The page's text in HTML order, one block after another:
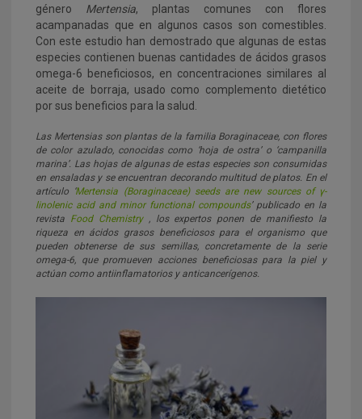
género Mertensia, plantas comunes con flores
acampanadas que en algunos casos son comestibles.
Con este estudio han demostrado que algunas de estas
especies contienen buenas cantidades de ácidos grasos
omega-6 beneficiosos, en concentraciones similares al
aceite de borraja, usado como complemento dietético
por sus beneficios para la salud.
Las Mertensiasson plantas de la familia Boraginaceae, con flores
de color azulado, conocidas como ‘hoja de ostra’ o ‘campanilla
marina’. Las hojas de algunas de estas especies son consumidas
en ensaladas y se encuentran decorando multitud de platos. En el
artículo ‘Mertensia (Boraginaceae) seeds are new sources of γ-
linolenic acid and minor functional compounds’ publicado en la
revista Food Chemistry, los expertos ponen de manifiesto la
riqueza en ácidos grasos beneficiosos para el organismo que
pueden obtenerse de sus semillas, concretamente de la serie
omega-6, que promueven acciones beneficiosas para la piel y
actúan como antiinflamatorios y anticancerígenos.